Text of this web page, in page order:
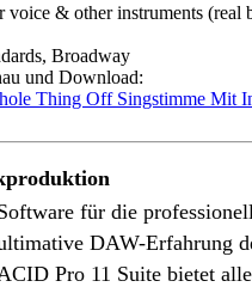
voice & other instruments (real
Broadway
und Download:
Thing Off Singstimme Mit
für die
DAW-Erfahrung
Pro 11 Suite bietet